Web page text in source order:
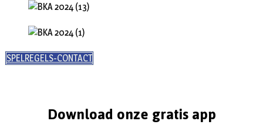
SPELREGELS-CONTACT
Download onze gratis app